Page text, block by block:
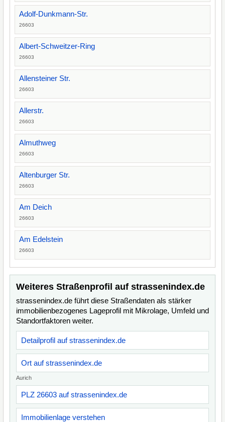
Adolf-Dunkmann-Str.
26603
Albert-Schweitzer-Ring
26603
Allensteiner Str.
26603
Allerstr.
26603
Almuthweg
26603
Altenburger Str.
26603
Am Deich
26603
Am Edelstein
26603
Weiteres Straßenprofil auf strassenindex.de
strassenindex.de führt diese Straßendaten als stärker
immobilienbezogenes Lageprofil mit Mikrolage, Umfeld und
Standortfaktoren weiter.
Detailprofil auf strassenindex.de
Ort auf strassenindex.de
Aurich
PLZ 26603 auf strassenindex.de
Immobilienlage verstehen